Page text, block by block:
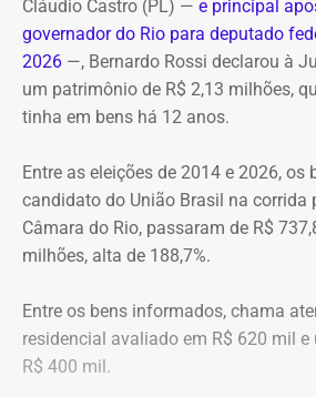
Transmissão: Canal Band, BandNews
TEMPO REAL
Pré-hora: 19h, com cobertura
TEMPO REAL
A operação mobilizou cerca de 40
4 unidades operacionais.
Cláudio Castro (PL) — e principal
governador do Rio para deputado
2026 —, Bernardo Rossi declarou à
um patrimônio de R$ 2,13 milhões,
tinha em bens há 12 anos.
Entre as eleições de 2014 e 2026, os
candidato do União Brasil na corrida
Câmara do Rio, passaram de R$
milhões, alta de 188,7%.
Entre os bens informados, chama
residencial avaliado em R$ 620 mil
R$ 400 mil.